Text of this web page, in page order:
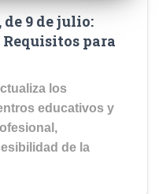
de 9 de julio:
para
los
educativos y
de la